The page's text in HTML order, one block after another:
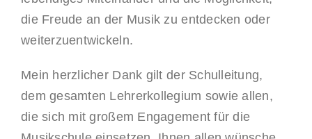
die Freude an der Musik zu entdecken oder
weiterzuentwickeln.
Mein herzlicher Dank gilt der Schulleitung,
dem gesamten Lehrerkollegium sowie allen,
die sich mit großem Engagement für die